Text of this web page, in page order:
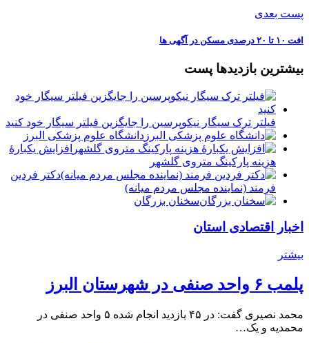
پست بعدی
افت ۱۰ تا ۲۰ درصدی مسکن در آگهی ها
بیشترین بازدیدها پست
فیلتر ترک سیگار نیکوپرسین را جایگزین فیلتر سیگار خود کنید
دانشگاه علوم پزشکی البرز
افزایش یکبارۀ
هزینه پارکینگ متروی گلشهر
دكتر فردين
فرمند (نماينده مجلس مردم میانه)
سخنان بزرگان
اخبار اقتصادی استان
بیشتر
پلمب ۶ واحد صنفی در شهرستان البرز
محمد نصیری گفت: در ۴۵ بازدید انجام شده ۵ واحد صنفی در
محمدیه و یک…